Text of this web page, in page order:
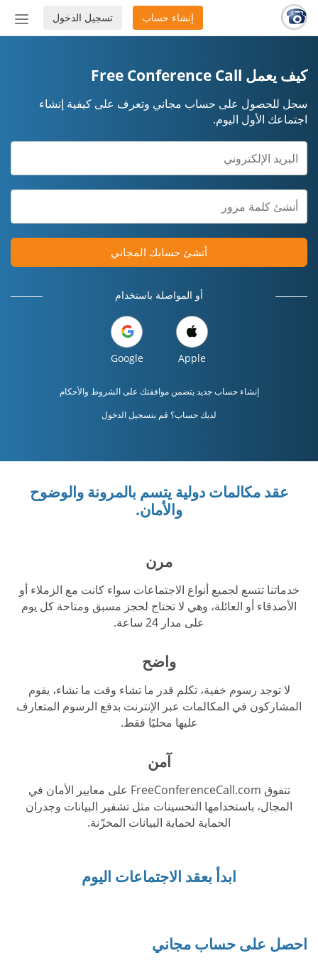
أو
تسجيل الدخول إنشاء حساب
كيف يعمل Free Conference Call
سجل للحصول على حساب مجاني وتعرف على كيفية إنشاء
اجتماعك الأول اليوم.
أنشئ حسابك المجاني
أو المواصلة باستخدام
Apple
Google
إنشاء حساب جديد يتضمن موافقتك علىالشروط والأحكام
لديك حساب؟ قم بتسجيل الدخول
عقد مكالمات دولية يتسم بالمرونة والوضوح
والأمان.
مرن
خدماتنا تتسع لجميع أنواع الاجتماعات سواء كانت مع الزملاء أو
الأصدقاء أو العائلة، وهي لا تحتاج لحجز مسبق ومتاحة كل يوم
على مدار 24 ساعة.
واضح
لا توجد رسوم خفية، تكلم قدر ما تشاء وقت ما تشاء، يقوم
المشاركون في المكالمات عبر الإنترنت بدفع الرسوم المتعارف
عليها محليًا فقط.
آمن
تتفوق FreeConferenceCall.com على معايير الأمان في
المجال، باستخدامها التحسينات مثل تشفير البيانات وجدران
الحماية لحماية البيانات المخزّنة.
ابدأ بعقد الاجتماعات اليوم
احصل على حساب مجاني